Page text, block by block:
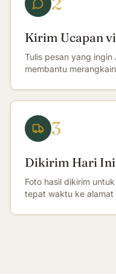
Kirim Ucapan
Tulis pesan yang
membantu
3
Dikirim Hari Ini
Foto hasil dikirim
tepat waktu ke alamat